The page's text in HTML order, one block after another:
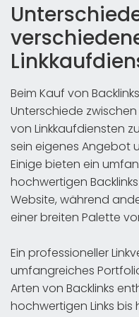
Beim Kauf von
Unterschiede
von Linkkaufdiensten
sein eigenes Angebot
Einige bieten ein
hochwertigen
Website, während
einer breiten Palette
Ein professioneller
umfangreiches
Arten von Backlinks
hochwertigen Links